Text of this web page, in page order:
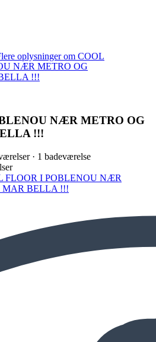
oplysninger om COOL
NÆR METRO OG
!!!
NÆR METRO OG
!!!
· 1 badeværelse
FLOOR I POBLENOU NÆR
MAR BELLA !!!